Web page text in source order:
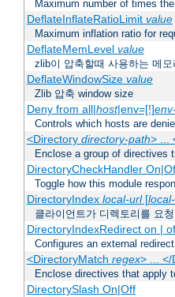
Maximum number of times
DeflateInflateRatioLimit value
Maximum inflation ratio for
DeflateMemLevel value
zlib이 압축할때 사용하는 메모
DeflateWindowSize value
Zlib 압축 window size
Deny from all|host|env=[!]
Controls which hosts are
<Directory directory-path> ...
Enclose a group of directives
DirectoryCheckHandler
Toggle how this module
DirectoryIndex local-url[
클라이언트가 디렉토리를 요
DirectoryIndexRedirect on |
Configures an external
<DirectoryMatch regex> ... </
Enclose directives that apply
DirectorySlash On|Off